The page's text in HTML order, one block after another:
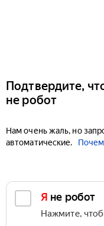
Подтвердите,
не робот
Нам очень жаль, но
автоматические.
Я не робот
Нажмите,